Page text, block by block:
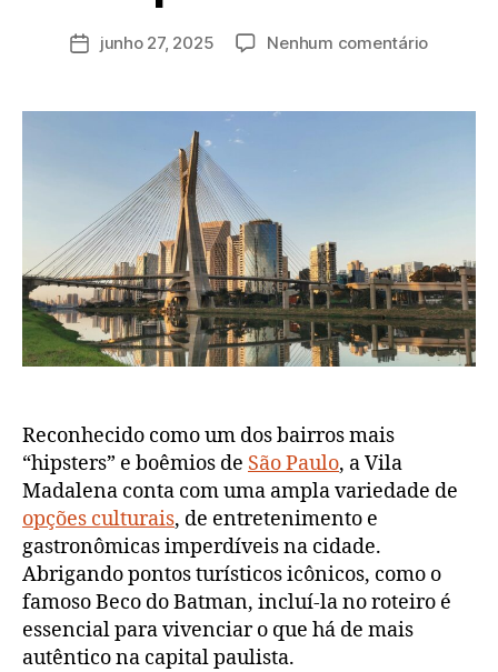
a
d
junho 27, 2025 Nenhum comentário
Reconhecido como um dos bairros mais
“hipsters” e boêmios de São Paulo, a Vila
Madalena conta com uma ampla variedade de
opções culturais, de entretenimento e
gastronômicas imperdíveis na cidade.
Abrigando pontos turísticos icônicos, como o
famoso Beco do Batman, incluí-la no roteiro é
essencial para vivenciar o que há de mais
autêntico na capital paulista.